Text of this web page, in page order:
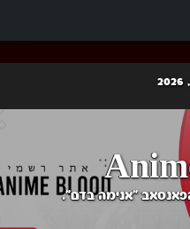
"אנימה בדם".